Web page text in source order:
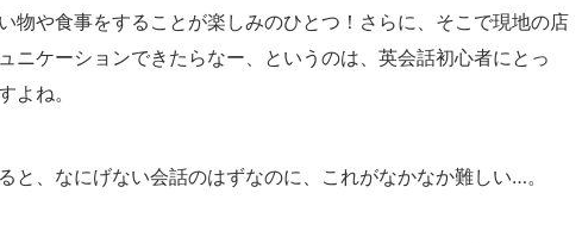
物や食事をすることが楽しみのひとつ！さらに、そこで現地の店
ニケーションできたらなー、というのは、英会話初心者にとっ
よね。
と、なにげない会話のはずなのに、これがなかなか難しい…。